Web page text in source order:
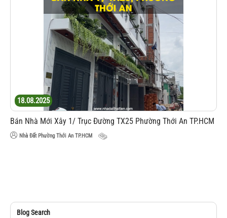
18.08.2025
Bán Nhà Mới Xây 1/ Trục Đường TX25 Phường Thới An TP.HCM
Nhà Đất Phường Thới An TP.HCM
Blog Search